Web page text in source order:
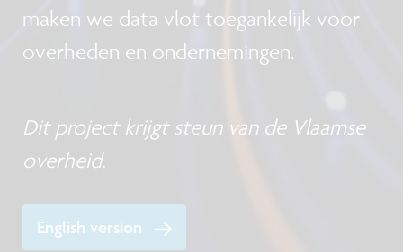
maken we data vlot toegankelijk voor
overheden en ondernemingen.
Dit project krijgt steun van de Vlaamse
overheid.
English version